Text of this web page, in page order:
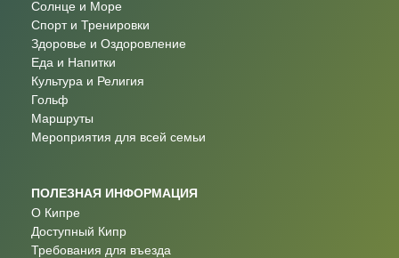
Солнце и Море
Спорт и Тренировки
Здоровье и Оздоровление
Еда и Напитки
Культура и Религия
Гольф
Маршруты
Мероприятия для всей семьи
ПОЛЕЗНАЯ ИНФОРМАЦИЯ
О Кипре
Доступный Кипр
Требования для въезда